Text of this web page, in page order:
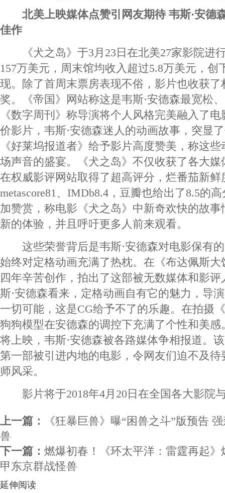
北美上映媒体点赞引网友期待 韦斯·安德
佳作
《犬之岛》于3月23日在北美27家影院进
157万美元，周末馆均收入超过5.8万美元，创
现。除了首周末票房表现不俗，影片也收获
奖。《帝国》网站称这是韦斯·安德森最宽松
《数字周刊》称导演将个人风格完美融入了电
价影片，韦斯·安德森迷人的动画故事，突显
《好莱坞报道者》给予影片高度赞美，称这
场声音的盛宴。《犬之岛》不仅收获了各大
在权威影评网站取得了超高评分，烂番茄新鲜
metascore81、IMDb8.4，豆瓣也给出了8.5的
加赞赏，称电影《犬之岛》中新奇欢快的故
新的体验，并且呼吁更多人前来观看。
这些荣誉背后是韦斯·安德森对电影保有的
始终对定格动画充满了热枕。在《布达佩斯
四年辛苦创作，拍出了这部被无数媒体和影
斯·安德森看来，定格动画自有它的魅力，导
一切可能，这是CG给予不了的乐趣。在拍摄
狗狗模型在安德森的调控下充满了个性和美
将上映，韦斯·安德森被各路媒体争相报道。
第一部被引进内地的电影，令网友们迫不及
师风采。
影片将于2018年4月20日在全国各大影院
上一篇：
《狂暴巨兽》曝“困兽之斗”版预告
兽
下一篇： 燃爆初春！《环太平洋：雷霆再起
甲东京群战怪兽
延伸阅读